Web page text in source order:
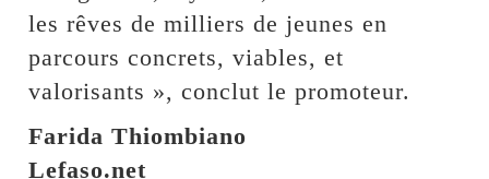
les rêves de milliers de jeunes en
parcours concrets, viables, et
valorisants », conclut le promoteur.
Farida Thiombiano
Lefaso.net